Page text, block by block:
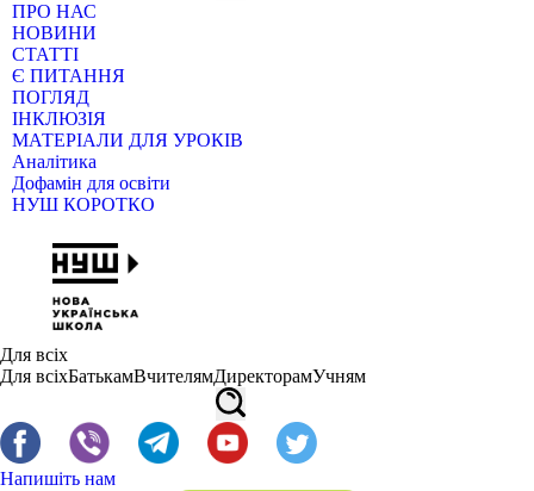
ПРО НАС
НОВИНИ
СТАТТІ
Є ПИТАННЯ
ПОГЛЯД
ІНКЛЮЗІЯ
МАТЕРІАЛИ ДЛЯ УРОКІВ
Аналітика
Дофамін для освіти
НУШ КОРОТКО
Для всіх
Для всіхБатькамВчителямДиректорамУчням
Напишіть нам